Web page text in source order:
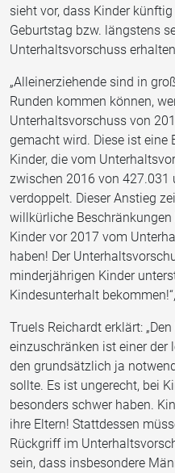
sieht vor, dass Kinder
Geburtstag bzw. längstens
Unterhaltsvorschuss
„Alleinerziehende sind in
Runden kommen können,
Unterhaltsvorschuss von
gemacht wird. Diese ist eine
Kinder, die vom
zwischen 2016 von
verdoppelt. Dieser Anstieg
willkürliche
Kinder vor 2017 vom
haben! Der
minderjährigen Kinder
Kindesunterhalt
Truels Reichardt erklärt:
einzuschränken ist einer der
den grundsätzlich ja
sollte. Es ist ungerecht, bei
besonders schwer haben.
ihre Eltern! Stattdessen
Rückgriff im
sein, dass insbesondere